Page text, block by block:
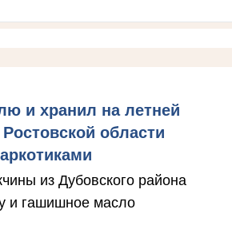
и хранил на летней
области
из Дубовского района
и гашишное масло